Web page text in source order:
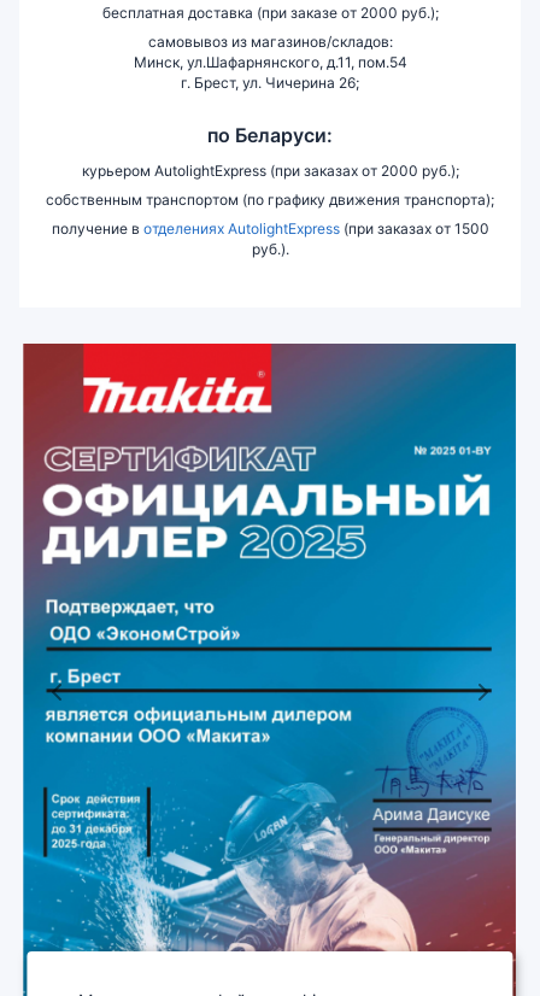
бесплатная доставка (при заказе от 2000 руб.);
самовывоз из магазинов/складов:
Минск, ул.Шафарнянского, д.11, пом.54
г. Брест, ул. Чичерина 26;
по Беларуси:
курьером AutolightExpress (при заказах от 2000 руб.);
собственным транспортом (по графику движения транспорта);
получение в отделениях AutolightExpress(при заказах от 1500
руб.).
Previous Next